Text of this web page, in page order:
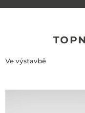
Ve výstavbě